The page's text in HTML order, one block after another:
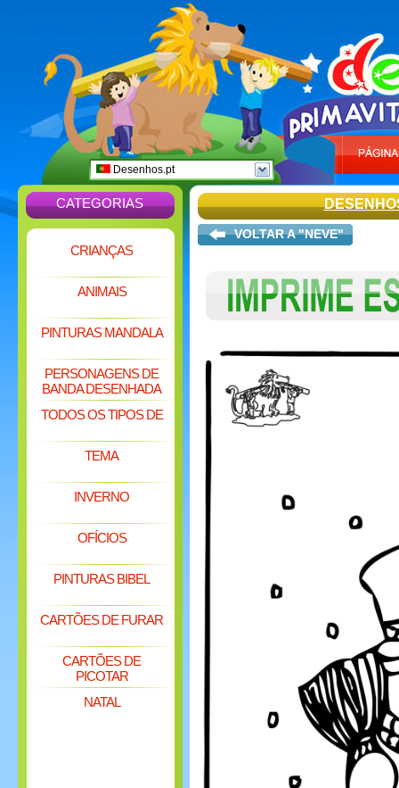
Desenhos.pt
CATEGORIAS
CRIANÇAS
ANIMAIS
PINTURAS MANDALA
PERSONAGENS DE
BANDA DESENHADA
TODOS OS TIPOS DE
TEMA
INVERNO
OFÍCIOS
PINTURAS BIBEL
CARTÕES DE FURAR
CARTÕES DE
PICOTAR
NATAL
VOLTAR A "NEVE"